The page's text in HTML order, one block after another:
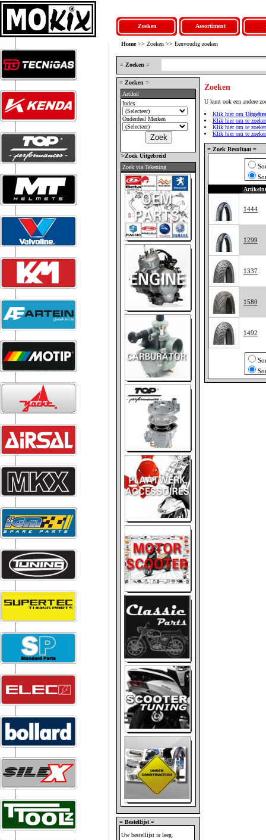
Zoeken Assortiment
Home>> Zoeken >> Eenvoudig zoeken
= Zoeken =
= Zoeken =
Artikel
Index
Onderdeel Merken
>Zoek Uitgebreid
Zoek via Tekening
= Bestellijst =
Uw bestellijst is leeg.
Zoeken
U kunt ook een andere
Klik hier om
Klik hier om te
Klik hier om te
Klik hier om te
= Zoek Resultaat =
1444
1299
1337
1580
1492